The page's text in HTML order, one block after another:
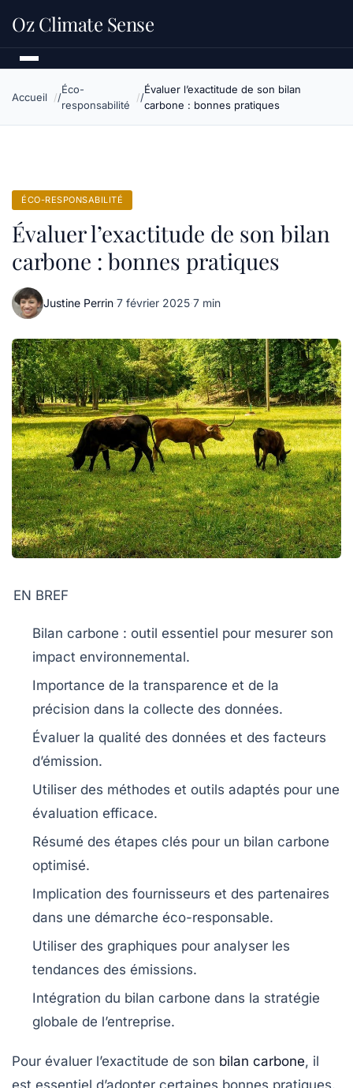
Oz Climate Sense
Accueil
Éco-
responsabilité
Évaluer l’exactitude de son bilan
carbone : bonnes pratiques
ÉCO-RESPONSABILITÉ
Évaluer l’exactitude de son bilan
carbone : bonnes pratiques
Justine Perrin·7 février 2025·7 min
EN BREF
Bilan carbone : outil essentiel pour mesurer son
impact environnemental.
Importance de la transparence et de la
précision dans la collecte des données.
Évaluer la qualité des données et des facteurs
d’émission.
Utiliser des méthodes et outils adaptés pour une
évaluation efficace.
Résumé des étapes clés pour un bilan carbone
optimisé.
Implication des fournisseurs et des partenaires
dans une démarche éco-responsable.
Utiliser des graphiques pour analyser les
tendances des émissions.
Intégration du bilan carbone dans la stratégie
globale de l’entreprise.
Pour évaluer l’exactitude de son bilan carbone, il